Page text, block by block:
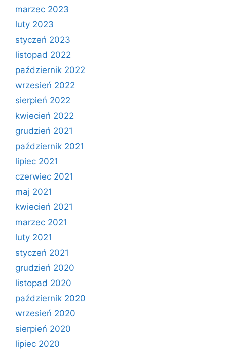
marzec 2023
luty 2023
styczeń 2023
listopad 2022
październik 2022
wrzesień 2022
sierpień 2022
kwiecień 2022
grudzień 2021
październik 2021
lipiec 2021
czerwiec 2021
maj 2021
kwiecień 2021
marzec 2021
luty 2021
styczeń 2021
grudzień 2020
listopad 2020
październik 2020
wrzesień 2020
sierpień 2020
lipiec 2020